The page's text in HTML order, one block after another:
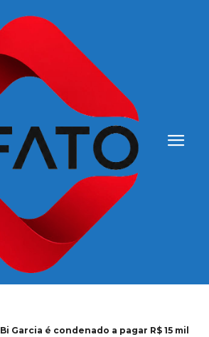
Bi Garcia é condenado a pagar R$ 15 mil